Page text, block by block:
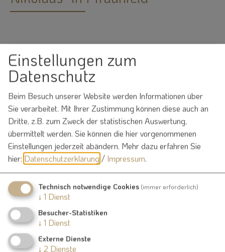
Möchten Sie von
bereitgestellte externe Inhalte laden?
Ja Immer
Katholische Pfarrkirche "St. Nikolaus"
Pfraunfeld
Dorfstraße 8
91790 Burgsalach
Einstellungen zum
Datenschutz
Beim Besuch unserer Website werden Informationen über
Sie verarbeitet. Mit Ihrer Zustimmung können diese auch an
Dritte, z.B. zum Zweck der statistischen Auswertung,
übermittelt werden. Sie können die hier vorgenommenen
Einstellungen jederzeit abändern. Mehr dazu erfahren Sie
hier: Datenschutzerklärung/ Impressum.
Technisch notwendige Cookies (immer erforderlich)
↓ 1 Dienst
Besucher-Statistiken
↓ 1 Dienst
Externe Dienste
↓ 2 Dienste